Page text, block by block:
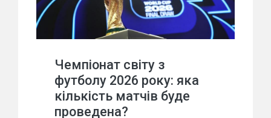
Чемпіонат світу з
футболу 2026 року: яка
кількість матчів буде
проведена?